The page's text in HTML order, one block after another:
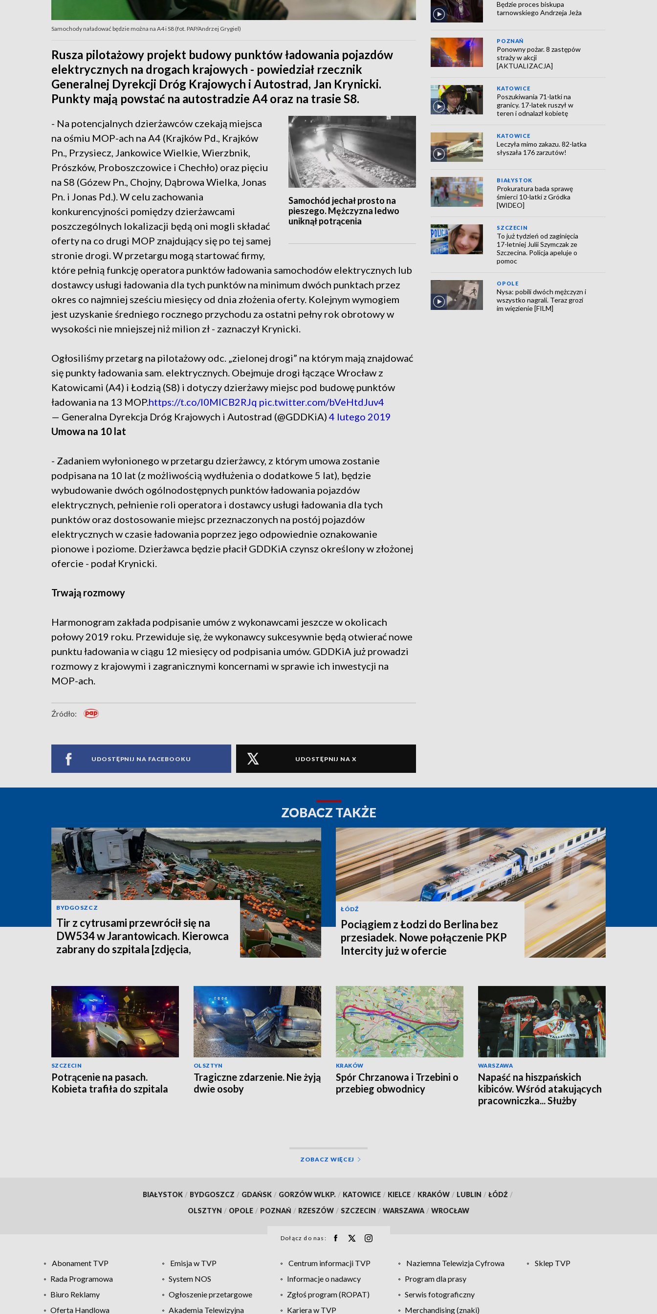
Samochody naładować będzie można na A4 i S8 (fot. PAP/Andrzej Grygiel)
Rusza pilotażowy projekt budowy punktów ładowania pojazdów
elektrycznych na drogach krajowych - powiedział rzecznik
Generalnej Dyrekcji Dróg Krajowych i Autostrad, Jan Krynicki.
Punkty mają powstać na autostradzie A4 oraz na trasie S8.
Samochód jechał prosto na
pieszego. Mężczyzna ledwo
uniknął potrącenia
- Na potencjalnych dzierżawców czekają miejsca
na ośmiu MOP-ach na A4 (Krajków Pd., Krajków
Pn., Przysiecz, Jankowice Wielkie, Wierzbnik,
Prószków, Proboszczowice i Chechło) oraz pięciu
na S8 (Gózew Pn., Chojny, Dąbrowa Wielka, Jonas
Pn. i Jonas Pd.). W celu zachowania
konkurencyjności pomiędzy dzierżawcami
poszczególnych lokalizacji będą oni mogli składać
oferty na co drugi MOP znajdujący się po tej samej
stronie drogi. W przetargu mogą startować firmy,
które pełnią funkcję operatora punktów ładowania samochodów elektrycznych lub
dostawcy usługi ładowania dla tych punktów na minimum dwóch punktach przez
okres co najmniej sześciu miesięcy od dnia złożenia oferty. Kolejnym wymogiem
jest uzyskanie średniego rocznego przychodu za ostatni pełny rok obrotowy w
wysokości nie mniejszej niż milion zł - zaznaczył Krynicki.
Ogłosiliśmy przetarg na pilotażowy odc. „zielonej drogi” na którym mają znajdować
się punkty ładowania sam. elektrycznych. Obejmuje drogi łączące Wrocław z
Katowicami (A4) i Łodzią (S8) i dotyczy dzierżawy miejsc pod budowę punktów
ładowania na 13 MOP.https://t.co/I0MlCB2RJq pic.twitter.com/bVeHtdJuv4
— Generalna Dyrekcja Dróg Krajowych i Autostrad (@GDDKiA) 4 lutego 2019
Umowa na 10 lat
- Zadaniem wyłonionego w przetargu dzierżawcy, z którym umowa zostanie
podpisana na 10 lat (z możliwością wydłużenia o dodatkowe 5 lat), będzie
wybudowanie dwóch ogólnodostępnych punktów ładowania pojazdów
elektrycznych, pełnienie roli operatora i dostawcy usługi ładowania dla tych
punktów oraz dostosowanie miejsc przeznaczonych na postój pojazdów
elektrycznych w czasie ładowania poprzez jego odpowiednie oznakowanie
pionowe i poziome. Dzierżawca będzie płacił GDDKiA czynsz określony w złożonej
ofercie - podał Krynicki.
Trwają rozmowy
Harmonogram zakłada podpisanie umów z wykonawcami jeszcze w okolicach
połowy 2019 roku. Przewiduje się, że wykonawcy sukcesywnie będą otwierać nowe
punktu ładowania w ciągu 12 miesięcy od podpisania umów. GDDKiA już prowadzi
rozmowy z krajowymi i zagranicznymi koncernami w sprawie ich inwestycji na
MOP-ach.
Źródło:
UDOSTĘPNIJ NA FACEBOOKU UDOSTĘPNIJ NA X
Będzie proces biskupa
tarnowskiego Andrzeja Jeża
POZNAŃ
Ponowny pożar. 8 zastępów
straży w akcji
[AKTUALIZACJA]
KATOWICE
Poszukiwania 71-latki na
granicy. 17-latek ruszył w
teren i odnalazł kobietę
KATOWICE
Leczyła mimo zakazu. 82-latka
słyszała 176 zarzutów!
BIAŁYSTOK
Prokuratura bada sprawę
śmierci 10-latki z Gródka
[WIDEO]
SZCZECIN
To już tydzień od zaginięcia
17-letniej Julii Szymczak ze
Szczecina. Policja apeluje o
pomoc
OPOLE
Nysa: pobili dwóch mężczyzn i
wszystko nagrali. Teraz grozi
im więzienie [FILM]
ZOBACZ TAKŻE
BYDGOSZCZ
Tir z cytrusami przewrócił się na
DW534 w Jarantowicach. Kierowca
zabrany do szpitala [zdjęcia,
ŁÓDŹ
Pociągiem z Łodzi do Berlina bez
przesiadek. Nowe połączenie PKP
Intercity już w ofercie
SZCZECIN
Potrącenie na pasach.
Kobieta trafiła do szpitala
OLSZTYN
Tragiczne zdarzenie. Nie żyją
dwie osoby
KRAKÓW
Spór Chrzanowa i Trzebini o
przebieg obwodnicy
WARSZAWA
Napaść na hiszpańskich
kibiców. Wśród atakujących
pracowniczka... Służby
ZOBACZ WIĘCEJ
BIAŁYSTOK / BYDGOSZCZ / GDAŃSK / GORZÓW WLKP. / KATOWICE / KIELCE / KRAKÓW / LUBLIN / ŁÓDŹ /
OLSZTYN / OPOLE / POZNAŃ / RZESZÓW / SZCZECIN / WARSZAWA / WROCŁAW
Dołącz do nas:
Abonament TVP Emisja w TVP Centrum informacji TVP Naziemna Telewizja Cyfrowa
Sklep TVP
Rada Programowa
System NOS Informacje o nadawcy
Program dla prasy
Biuro Reklamy
Ogłoszenie przetargowe Zgłoś program (ROPAT)
Serwis fotograficzny
Oferta Handlowa
Akademia Telewizyjna Kariera w TVP Merchandising (znaki)